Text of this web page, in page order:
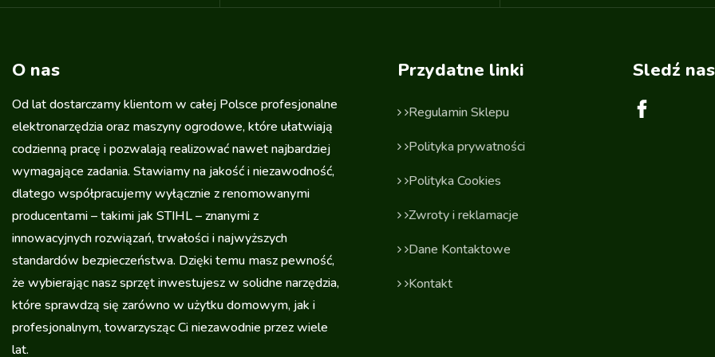
O nas
Od lat dostarczamy klientom w całej Polsce profesjonalne
elektronarzędzia oraz maszyny ogrodowe, które ułatwiają
codzienną pracę i pozwalają realizować nawet najbardziej
wymagające zadania. Stawiamy na jakość i niezawodność,
dlatego współpracujemy wyłącznie z renomowanymi
producentami – takimi jak STIHL – znanymi z
innowacyjnych rozwiązań, trwałości i najwyższych
standardów bezpieczeństwa. Dzięki temu masz pewność,
że wybierając nasz sprzęt inwestujesz w solidne narzędzia,
które sprawdzą się zarówno w użytku domowym, jak i
profesjonalnym, towarzysząc Ci niezawodnie przez wiele
lat.
Przydatne linki
Regulamin Sklepu
Polityka prywatności
Polityka Cookies
Zwroty i reklamacje
Dane Kontaktowe
Kontakt
Sledź